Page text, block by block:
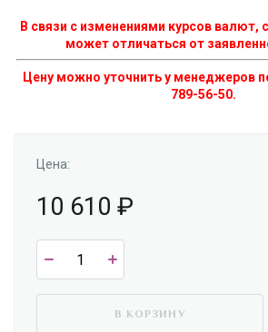
В связи с изменениями курсов валют,
может отличаться от
Цену можно уточнить у менеджеров
789-56-50.
Цена:
10 610 ₽
В КОРЗИНУ